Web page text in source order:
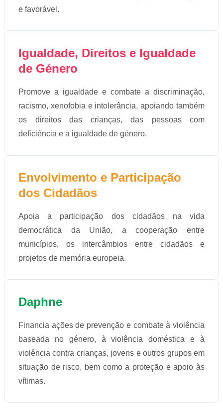
e favorável.
Igualdade, Direitos e Igualdade
de Género
Promove a igualdade e combate a discriminação,
racismo, xenofobia e intolerância, apoiando também
os direitos das crianças, das pessoas com
deficiência e a igualdade de género.
Envolvimento e Participação
dos Cidadãos
Apoia a participação dos cidadãos na vida
democrática da União, a cooperação entre
municípios, os intercâmbios entre cidadãos e
projetos de memória europeia.
Daphne
Financia ações de prevenção e combate à violência
baseada no género, à violência doméstica e à
violência contra crianças, jovens e outros grupos em
situação de risco, bem como a proteção e apoio às
vítimas.